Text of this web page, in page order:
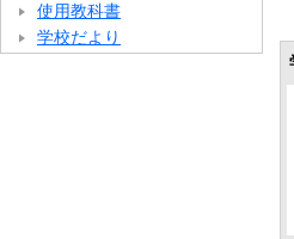
使用教科書
学校だより